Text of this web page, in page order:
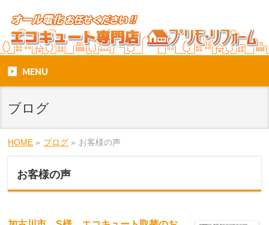
MENU
ブログ
HOME » ブログ » お客様の声
お客様の声